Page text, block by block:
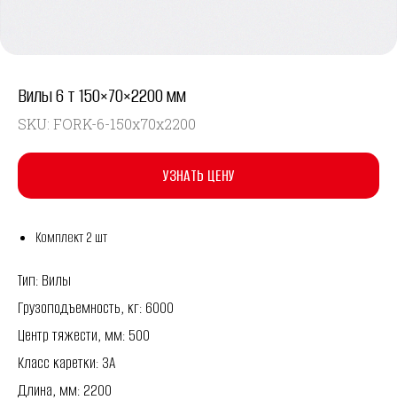
Вилы 6 т 150×70×2200 мм
SKU: FORK-6-150x70x2200
УЗНАТЬ ЦЕНУ
Комплект 2 шт
Тип: Вилы
Грузоподъемность, кг: 6000
Центр тяжести, мм: 500
Класс каретки: 3A
Длина, мм: 2200